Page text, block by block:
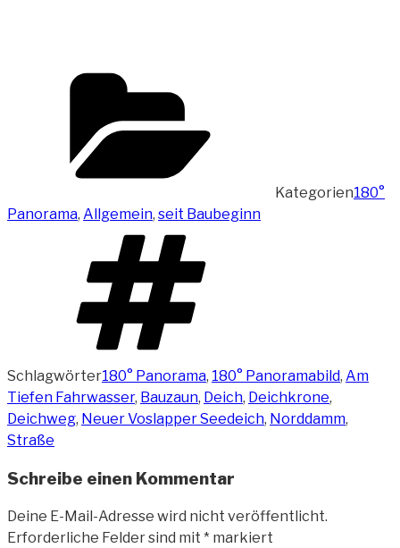
Kategorien180°
Panorama, Allgemein, seit Baubeginn
Schlagwörter180° Panorama, 180° Panoramabild, Am
Tiefen Fahrwasser, Bauzaun, Deich, Deichkrone,
Deichweg, Neuer Voslapper Seedeich, Norddamm,
Straße
Schreibe einen Kommentar
Deine E-Mail-Adresse wird nicht veröffentlicht.
Erforderliche Felder sind mit * markiert